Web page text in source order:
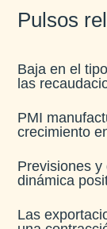
Pulsos
Baja en el
las
PMI
crecimiento
Previsiones
dinámica
Las